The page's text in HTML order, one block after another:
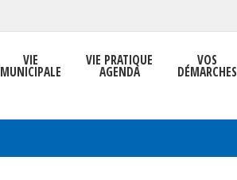
VIE
MUNICIPALE
VIE PRATIQUE
AGENDA
VOS
DÉMARCHES